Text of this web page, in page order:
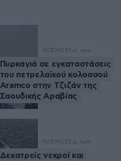
ΚΟΣΜΟΣ 1 ω. πριν
Πυρκαγιά σε εγκαταστάσεις
του πετρελαϊκού κολοσσού
Aramco στην Τζιζάν της
Σαουδικής Αραβίας
ΚΟΣΜΟΣ 1 ω. πριν
Δεκατρείς νεκροί και